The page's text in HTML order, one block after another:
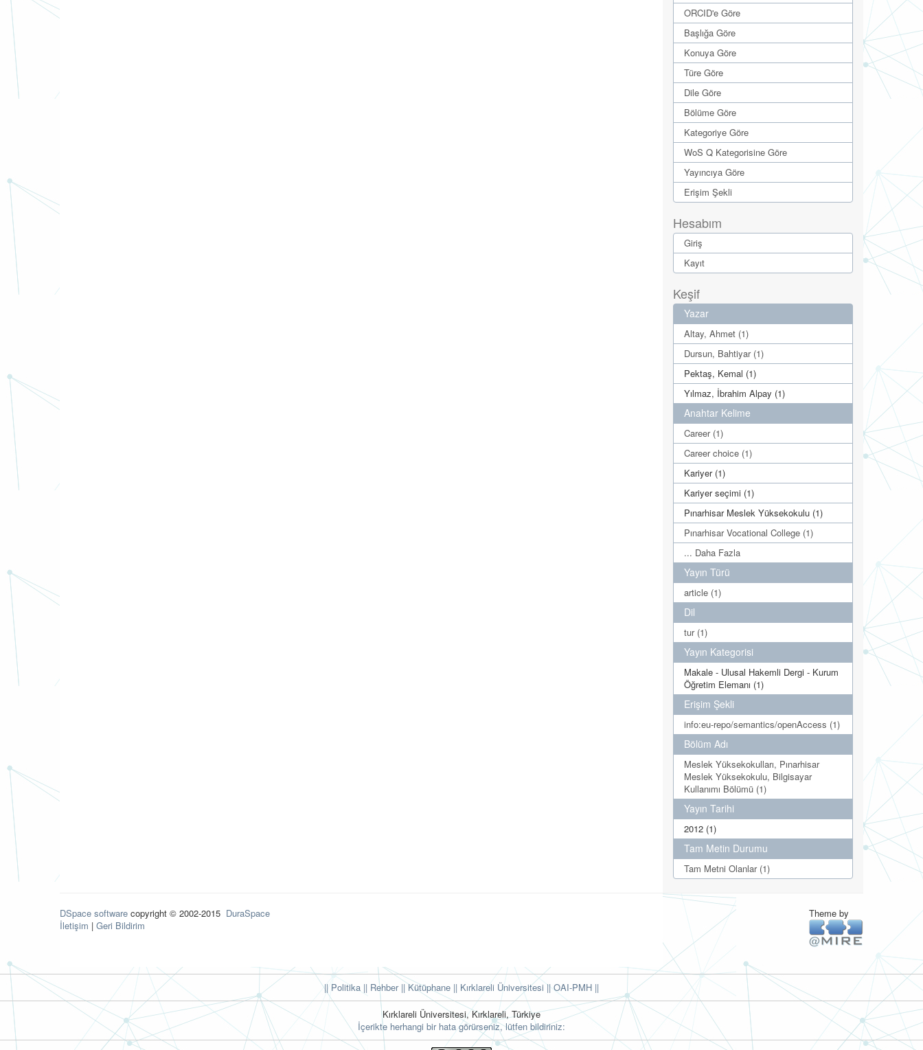
ORCID'e Göre
Başlığa Göre
Konuya Göre
Türe Göre
Dile Göre
Bölüme Göre
Kategoriye Göre
WoS Q Kategorisine Göre
Yayıncıya Göre
Erişim Şekli
Hesabım
Giriş
Kayıt
Keşif
Yazar
Altay, Ahmet (1)
Dursun, Bahtiyar (1)
Pektaş, Kemal (1)
Yılmaz, İbrahim Alpay (1)
Anahtar Kelime
Career (1)
Career choice (1)
Kariyer (1)
Kariyer seçimi (1)
Pınarhisar Meslek Yüksekokulu (1)
Pınarhisar Vocational College (1)
... Daha Fazla
Yayın Türü
article (1)
Dil
tur (1)
Yayın Kategorisi
Makale - Ulusal Hakemli Dergi - Kurum
Öğretim Elemanı (1)
Erişim Şekli
info:eu-repo/semantics/openAccess (1)
Bölüm Adı
Meslek Yüksekokulları, Pınarhisar
Meslek Yüksekokulu, Bilgisayar
Kullanımı Bölümü (1)
Yayın Tarihi
2012 (1)
Tam Metin Durumu
Tam Metni Olanlar (1)
DSpace software copyright © 2002-2015 DuraSpace
İletişim | Geri Bildirim
Theme by
|| Politika || Rehber|| Kütüphane || Kırklareli Üniversitesi ||OAI-PMH ||
Kırklareli Üniversitesi, Kırklareli, Türkiye
İçerikte herhangi bir hata görürseniz, lütfen bildiriniz: